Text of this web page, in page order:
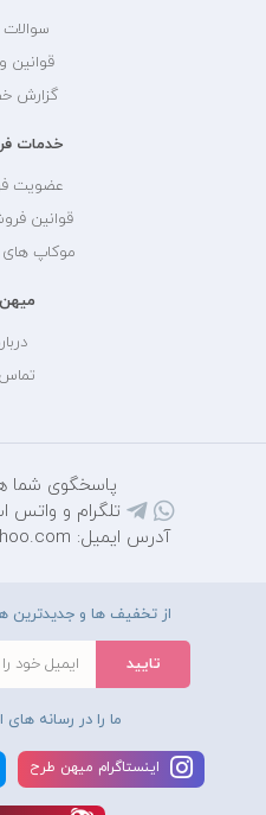
قوانین
گزارش
خدمات
عضویت
قوانین
موکاپ های
تماس
پاسخگوی شما
تلگرام و واتس اپ:
آدرس ایمیل: mihantarh@yahoo.com
از تخفیف ها و جدیدترین
ما را در رسانه های
اينستاگرام ميهن طرح